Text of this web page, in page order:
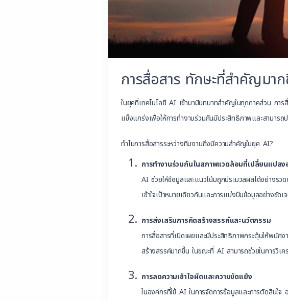
การสื่อสาร ทักษะที่สำคัญมา
ในยุคที่เทคโนโลยี AI เข้ามามีบทบาทสำคัญในทุกภาคส่วน กา
แข็งแกร่งเพื่อให้การทำงานร่วมกันมีประสิทธิภาพและสามาร
ทำไมการสื่อสารระหว่างทีมงานถึงมีความสำคัญในยุค AI?
การทำงานร่วมกันในสภาพแวดล้อมที่เปลี่ยนแปลง
AI ช่วยให้ข้อมูลและแนวโน้มถูกประมวลผลได้อย่างรว
เข้าใจเป้าหมายเดียวกันและการแบ่งปันข้อมูลอย่างชั
การส่งเสริมการคิดสร้างสรรค์และนวัตกรรม
การสื่อสารที่เปิดเผยและมีประสิทธิภาพกระตุ้นให้พนัก
สร้างสรรค์มากขึ้น ในขณะที่ AI สามารถช่วยในการวิ
การลดความเข้าใจผิดและความขัดแย้ง
ในองค์กรที่ใช้ AI ในการจัดการข้อมูลและการตัดสินใจ